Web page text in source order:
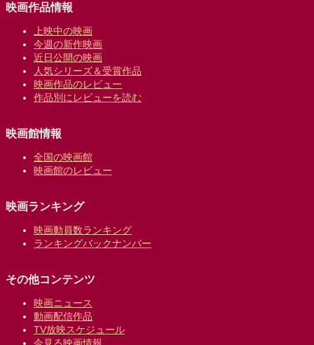
映画作品情報
上映中の映画
今週の新作映画
近日公開の映画
人気シリーズ＆受賞作品
映画作品のレビュー
作品別にレビューを読む
映画館情報
全国の映画館
映画館のレビュー
映画ランキング
映画動員数ランキング
ランキングバックナンバー
その他コンテンツ
映画ニュース
動画配信作品
TV放映スケジュール